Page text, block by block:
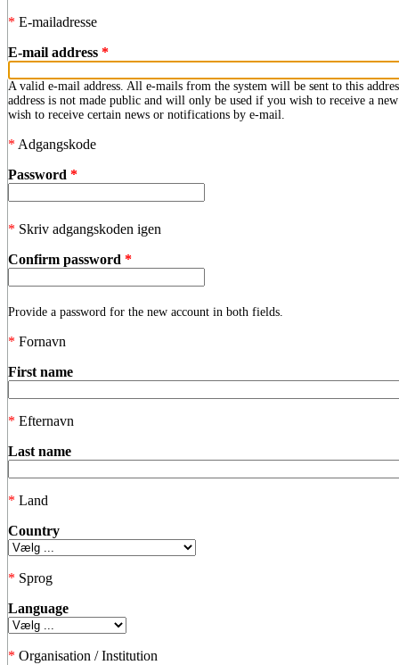
* E-mailadresse
E-mail address *
A valid e-mail address. All e-mails from the system will be sent to this
address is not made public and will only be used if you wish to receive a
wish to receive certain news or notifications by e-mail.
* Adgangskode
Password *
* Skriv adgangskoden igen
Confirm password *
Provide a password for the new account in both fields.
* Fornavn
First name
* Efternavn
Last name
* Land
Country
* Sprog
Language
* Organisation / Institution